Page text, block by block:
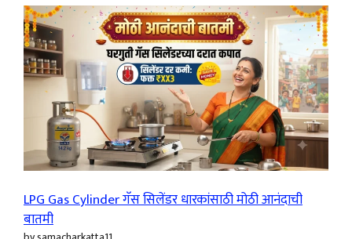
LPG Gas Cylinder गॅस सिलेंडर धारकांसाठी मोठी आनंदाची
बातमी